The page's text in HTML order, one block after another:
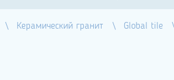
Керамический гранит Global tile